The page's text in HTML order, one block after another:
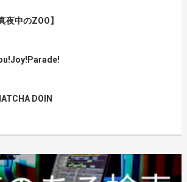
夜中のZOO】
DOIN